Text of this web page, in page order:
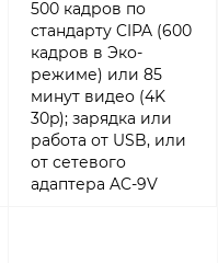
500 кадров по
стандарту CIPA (600
кадров в Эко-
режиме) или 85
минут видео (4K
30p); зарядка или
работа от USB, или
от сетевого
адаптера AC-9V